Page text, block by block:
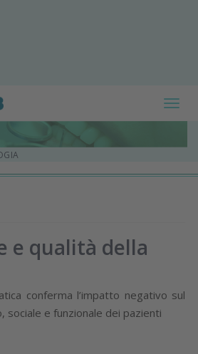
e qualità della
conferma l’impatto negativo sul
sociale e funzionale dei pazienti